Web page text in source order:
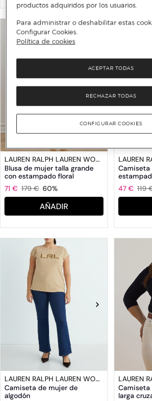
LAUREN RALPH LAUREN WOMAN
Blusa de mujer talla grande
con estampado floral
71 € 179 € 60%
AÑADIR
Camiseta
47 € 119
LAUREN RALPH LAUREN WOMAN
Camiseta de mujer de
algodón
Camiseta
larga
productos adquiridos por los usuarios.
Para administrar o deshabilitar estas
Configurar Cookies.
Política de cookies
RECHAZAR TODAS
ACEPTAR TODAS
CONFIGURAR COOKIES